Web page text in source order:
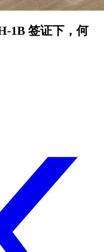
1B 签证下，何